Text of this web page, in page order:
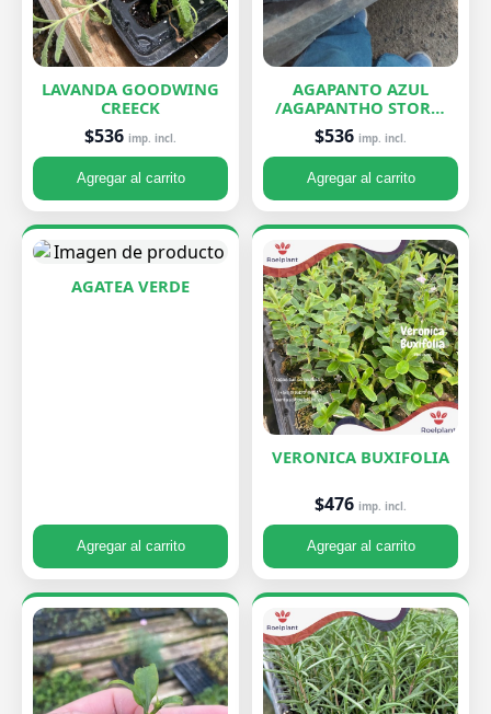
LAVANDA GOODWING
CREECK
$536 imp. incl.
Agregar al carrito
AGAPANTO AZUL
/AGAPANTHO STORM
CLOUD
$536 imp. incl.
Agregar al carrito
AGATEA VERDE
Agregar al carrito
VERONICA BUXIFOLIA
$476 imp. incl.
Agregar al carrito